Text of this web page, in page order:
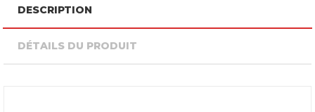
DESCRIPTION
DÉTAILS DU PRODUIT